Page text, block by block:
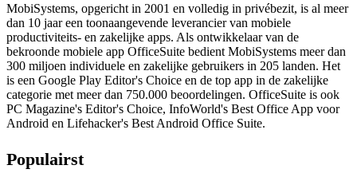
MobiSystems, opgericht in 2001 en volledig in privébezit, is al meer
dan 10 jaar een toonaangevende leverancier van mobiele
productiviteits- en zakelijke apps. Als ontwikkelaar van de
bekroonde mobiele app OfficeSuite bedient MobiSystems meer dan
300 miljoen individuele en zakelijke gebruikers in 205 landen. Het
is een Google Play Editor's Choice en de top app in de zakelijke
categorie met meer dan 750.000 beoordelingen. OfficeSuite is ook
PC Magazine's Editor's Choice, InfoWorld's Best Office App voor
Android en Lifehacker's Best Android Office Suite.
Populairst